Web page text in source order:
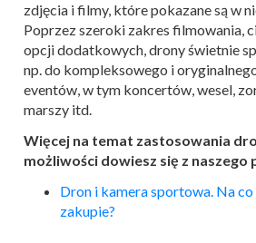
zdjęcia i filmy, które pokazane są w
Poprzez szeroki zakres filmowania,
opcji dodatkowych, drony świetnie
np. do kompleksowego i
eventów, w tym koncertów, wesel,
marszy itd.
Więcej na temat zastosowania
możliwości dowiesz się z naszego
Dron i kamera sportowa. Na
zakupie?